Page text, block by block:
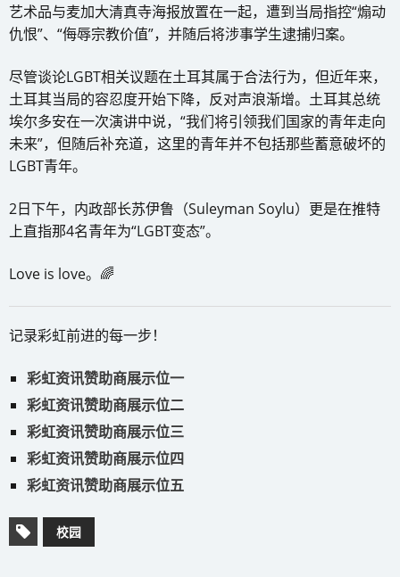
艺术品与麦加大清真寺海报放置在一起，遭到当局指控“煽动
仇恨”、“侮辱宗教价值”，并随后将涉事学生逮捕归案。
尽管谈论LGBT相关议题在土耳其属于合法行为，但近年来，
土耳其当局的容忍度开始下降，反对声浪渐增。土耳其总统
埃尔多安在一次演讲中说，“我们将引领我们国家的青年走向
未来”，但随后补充道，这里的青年并不包括那些蓄意破坏的
LGBT青年。
2日下午，内政部长苏伊鲁（Suleyman Soylu）更是在推特
上直指那4名青年为“LGBT变态”。
Love is love。🌈
记录彩虹前进的每一步！
彩虹资讯赞助商展示位一
彩虹资讯赞助商展示位二
彩虹资讯赞助商展示位三
彩虹资讯赞助商展示位四
彩虹资讯赞助商展示位五
校园